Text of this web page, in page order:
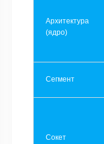
Архитектура
(ядро)
Сегмент
Сокет